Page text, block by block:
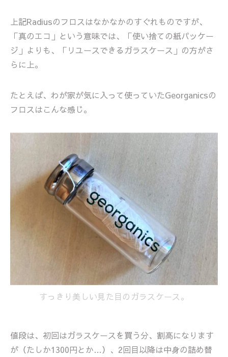
上記Radiusのフロスはなかなかのすぐれものですが、
「真のエコ」という意味では、「使い捨ての紙パッケー
ジ」よりも、「リユースできるガラスケース」の方がさ
らに上。
たとえば、わが家が気に入って使っていたGeorganicsの
フロスはこんな感じ。
すっきり美しい見た目のガラスケース。
値段は、初回はガラスケースを買う分、割高になります
が（たしか1300円とか…）、2回目以降は中身の詰め替